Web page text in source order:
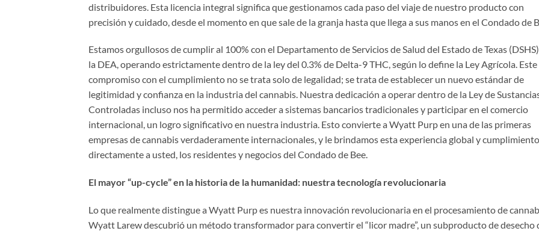
distribuidores. Esta licencia integral significa que gestionamos cada paso del viaje de nuestro producto con
precisión y cuidado, desde el momento en que sale de la granja hasta que llega a sus manos en el Condado de
Estamos orgullosos de cumplir al 100% con el Departamento de Servicios de Salud del Estado de Texas
la DEA, operando estrictamente dentro de la ley del 0.3% de Delta-9 THC, según lo define la Ley Agrícola. Este
compromiso con el cumplimiento no se trata solo de legalidad; se trata de establecer un nuevo estándar de
legitimidad y confianza en la industria del cannabis. Nuestra dedicación a operar dentro de la Ley de
Controladas incluso nos ha permitido acceder a sistemas bancarios tradicionales y participar en el comercio
internacional, un logro significativo en nuestra industria. Esto convierte a Wyatt Purp en una de las primeras
empresas de cannabis verdaderamente internacionales, y le brindamos esta experiencia global y cumplimiento
directamente a usted, los residentes y negocios del Condado de Bee.
El mayor “up-cycle” en la historia de la humanidad: nuestra tecnología revolucionaria
Lo que realmente distingue a Wyatt Purp es nuestra innovación revolucionaria en el procesamiento de
Wyatt Larew descubrió un método transformador para convertir el “licor madre”, un subproducto de desecho